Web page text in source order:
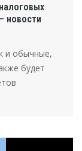
новости
и обычные,
будет